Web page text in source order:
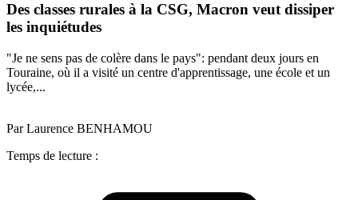
Des classes rurales à la CSG, Macron veut dissiper
les inquiétudes
"Je ne sens pas de colère dans le pays": pendant deux jours en
Touraine, où il a visité un centre d'apprentissage, une école et un
lycée,...
Par Laurence BENHAMOU
Temps de lecture :